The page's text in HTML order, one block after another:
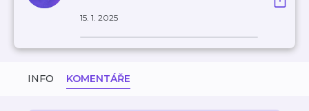
15. 1. 2025
INFO KOMENTÁŘE